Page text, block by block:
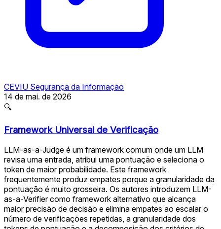
CEVIU Segurança da Informação
14 de mai. de 2026
🔍
Framework Universal de Verificação
LLM-as-a-Judge é um framework comum onde um LLM
revisa uma entrada, atribui uma pontuação e seleciona o
token de maior probabilidade. Este framework
frequentemente produz empates porque a granularidade da
pontuação é muito grosseira. Os autores introduzem LLM-
as-a-Verifier como framework alternativo que alcança
maior precisão de decisão e elimina empates ao escalar o
número de verificações repetidas, a granularidade dos